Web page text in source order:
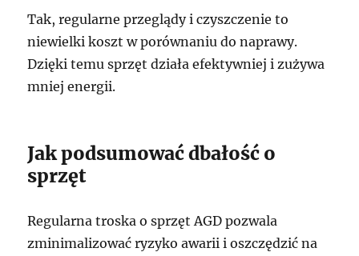
Tak, regularne przeglądy i czyszczenie to
niewielki koszt w porównaniu do naprawy.
Dzięki temu sprzęt działa efektywniej i zużywa
mniej energii.
Jak podsumować dbałość o
sprzęt
Regularna troska o sprzęt AGD pozwala
zminimalizować ryzyko awarii i oszczędzić na